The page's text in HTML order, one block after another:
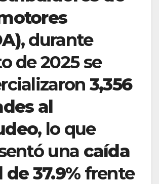
, durante
de 2025 se
3,356
al
, lo que
una caída
37.9%frente